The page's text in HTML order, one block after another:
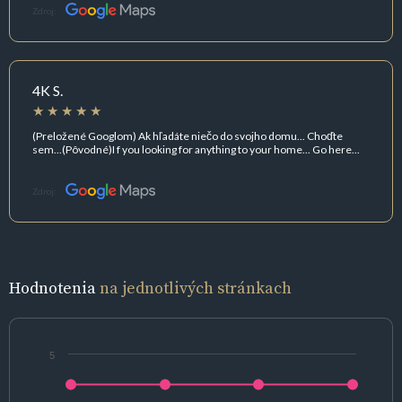
Zdroj:
4K S.
(Preložené Googlom) Ak hľadáte niečo do svojho domu... Choďte
sem...(Pôvodné)I f you looking for anything to your home... Go here...
Zdroj:
Hodnoteniana jednotlivých stránkach
5